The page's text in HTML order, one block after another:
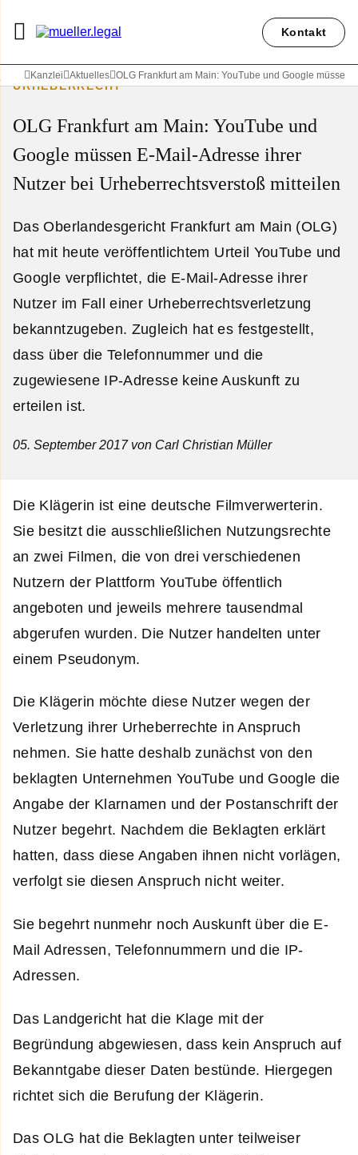
Kontakt
Kanzlei Aktuelles OLG Frankfurt am Main: YouTube und Google
URHEBERRECHT
OLG Frankfurt am Main: YouTube und
Google müssen E-Mail-Adresse ihrer
Nutzer bei Urheberrechtsverstoß mitteilen
Das Oberlandesgericht Frankfurt am Main (OLG)
hat mit heute veröffentlichtem Urteil YouTube und
Google verpflichtet, die E-Mail-Adresse ihrer
Nutzer im Fall einer Urheberrechtsverletzung
bekanntzugeben. Zugleich hat es festgestellt,
dass über die Telefonnummer und die
zugewiesene IP-Adresse keine Auskunft zu
erteilen ist.
05. September 2017von Carl Christian Müller
Die Klägerin ist eine deutsche Filmverwerterin.
Sie besitzt die ausschließlichen Nutzungsrechte
an zwei Filmen, die von drei verschiedenen
Nutzern der Plattform YouTube öffentlich
angeboten und jeweils mehrere tausendmal
abgerufen wurden. Die Nutzer handelten unter
einem Pseudonym.
Die Klägerin möchte diese Nutzer wegen der
Verletzung ihrer Urheberrechte in Anspruch
nehmen. Sie hatte deshalb zunächst von den
beklagten Unternehmen YouTube und Google die
Angabe der Klarnamen und der Postanschrift der
Nutzer begehrt. Nachdem die Beklagten erklärt
hatten, dass diese Angaben ihnen nicht vorlägen,
verfolgt sie diesen Anspruch nicht weiter.
Sie begehrt nunmehr noch Auskunft über die E-
Mail Adressen, Telefonnummern und die IP-
Adressen.
Das Landgericht hat die Klage mit der
Begründung abgewiesen, dass kein Anspruch auf
Bekanntgabe dieser Daten bestünde. Hiergegen
richtet sich die Berufung der Klägerin.
Das OLG hat die Beklagten unter teilweiser